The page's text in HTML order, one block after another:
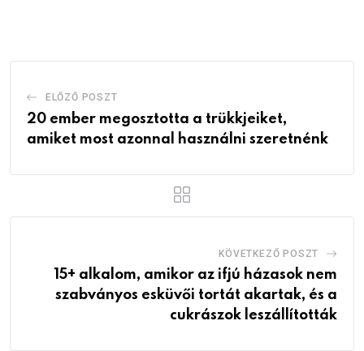
ELŐZŐ POSZT
20 ember megosztotta a trükkjeiket,
amiket most azonnal használni szeretnénk
KÖVETKEZŐ POSZT
15+ alkalom, amikor az ifjú házasok nem
szabványos esküvői tortát akartak, és a
cukrászok leszállították